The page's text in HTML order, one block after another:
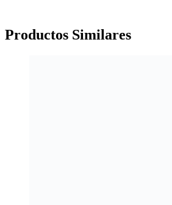
Productos Similares